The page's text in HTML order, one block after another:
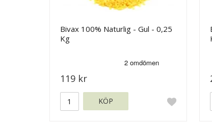
Bivax 100% Naturlig - Gul - 0,25
Kg
119 kr
KÖP